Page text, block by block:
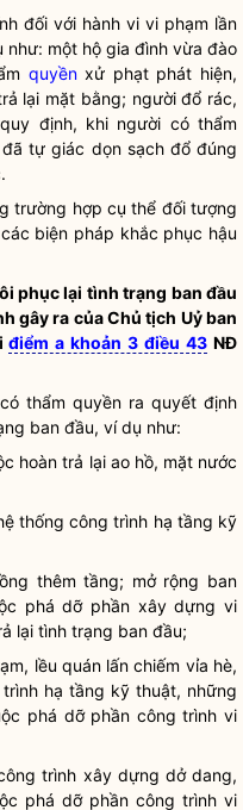
đối với hành vi vi phạm lần
như: một hộ gia đình vừa đào
quyềnxử phạt phát hiện,
lại mặt bằng; người đổ rác,
định, khi người có thẩm
tự giác dọn sạch đổ đúng
trường hợp cụ thể đối tượng
biện pháp khắc phục hậu
phục lại tình trạng ban đầu
gây ra của Chủ tịch Uỷ ban
điểm a khoản 3 điều 43 NĐ
thẩm quyền ra quyết định
ban đầu, ví dụ như:
hoàn trả lại ao hồ, mặt nước
thống công trình hạ tầng kỹ
thêm tầng; mở rộng ban
phá dỡ phần xây dựng vi
lại tình trạng ban đầu;
lều quán lấn chiếm vỉa hè,
hạ tầng kỹ thuật, những
phá dỡ phần công trình vi
trình xây dựng dở dang,
phá dỡ phần công trình vi